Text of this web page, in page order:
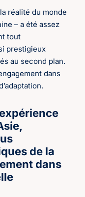
réalité du monde
– a été assez
tout
prestigieux
au second plan.
dans
de la
dans